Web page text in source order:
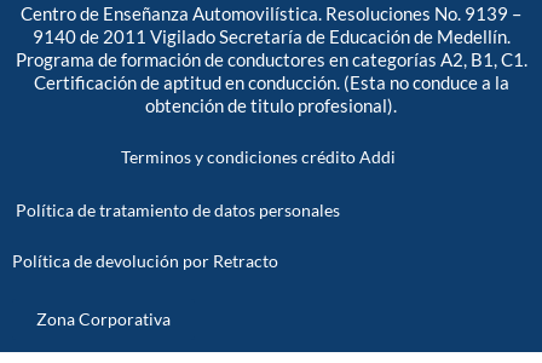
Centro de Enseñanza Automovilística. Resoluciones No. 9139 –
9140 de 2011 Vigilado Secretaría de Educación de Medellín.
Programa de formación de conductores en categorías A2, B1, C1.
Certificación de aptitud en conducción. (Esta no conduce a la
obtención de titulo profesional).
Terminos y condiciones crédito Addi
Política de tratamiento de datos personales
Política de devolución por Retracto
Zona Corporativa